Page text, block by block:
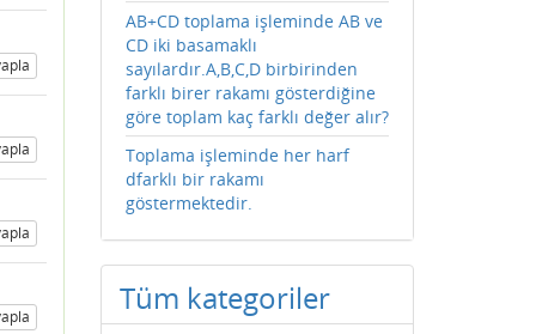
AB+CD toplama işleminde AB ve
CD iki basamaklı
sayılardır.A,B,C,D birbirinden
farklı birer rakamı gösterdiğine
göre toplam kaç farklı değer alır?
Toplama işleminde her harf
dfarklı bir rakamı
göstermektedir.
Tüm kategoriler